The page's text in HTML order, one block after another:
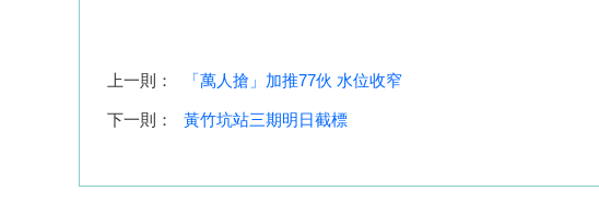
上一則： 「萬人搶」加推77伙 水位收窄
下一則： 黃竹坑站三期明日截標